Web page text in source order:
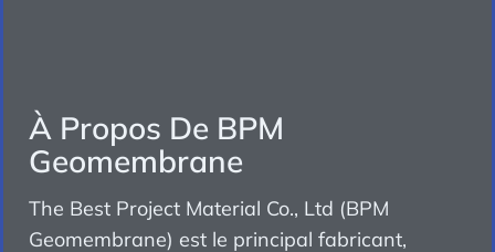
À Propos De BPM
Geomembrane
The Best Project Material Co., Ltd (BPM
Geomembrane) est le principal fabricant,